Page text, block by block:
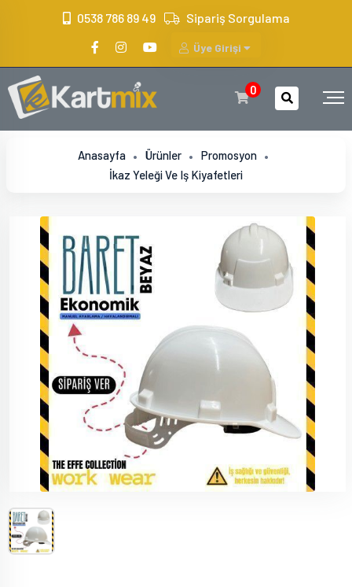
0538 786 89 49 Sipariş Sorgulama
Üye Girişi
0
Anasayfa Ürünler
Promosyon
İkaz Yeleği Ve Iş Kiyafetleri